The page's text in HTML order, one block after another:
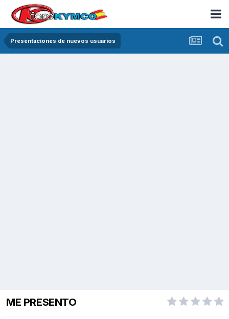
Presentaciones de nuevos usuarios
ME PRESENTO